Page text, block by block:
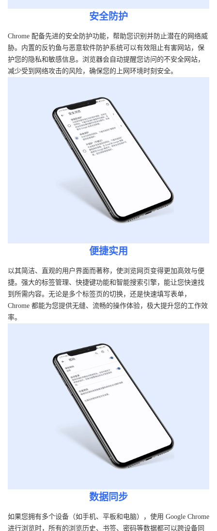
安全防护
Chrome 配备先进的安全防护功能，帮助您识别并防止潜在的网络威
胁。内置的反钓鱼与恶意软件防护系统可以有效阻止有害网站，保
护您的隐私和敏感信息。浏览器会自动提醒您访问的不安全网站，
减少受到网络攻击的风险，确保您的上网环境时刻安全。
便捷实用
以其简洁、直观的用户界面而著称，使浏览网页变得更加高效与便
捷。强大的标签管理、快捷键功能和智能搜索引擎，能让您快速找
到所需内容。无论是多个标签页的切换，还是快速填写表单，
Chrome 都能为您提供无缝、流畅的操作体验，极大提升您的工作效
率。
数据同步
如果您拥有多个设备（如手机、平板和电脑），使用 Google Chrome
进行浏览时，所有的浏览历史、书签、密码等数据都可以跨设备同